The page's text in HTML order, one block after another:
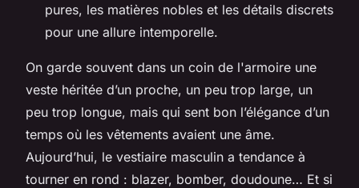
pures, les matières nobles et les détails discrets
pour une allure intemporelle.
On garde souvent dans un coin de l'armoire une
veste héritée d’un proche, un peu trop large, un
peu trop longue, mais qui sent bon l’élégance d’un
temps où les vêtements avaient une âme.
Aujourd’hui, le vestiaire masculin a tendance à
tourner en rond : blazer, bomber, doudoune… Et si